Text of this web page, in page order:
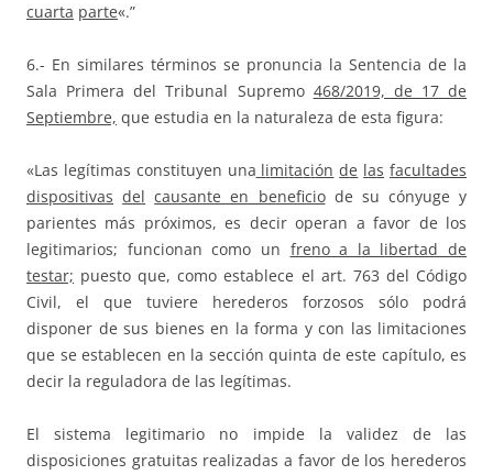
cuarta parte«.”
6.- En similares términos se pronuncia la Sentencia de la
Sala Primera del Tribunal Supremo 468/2019, de 17 de
Septiembre, que estudia en la naturaleza de esta figura:
«Las legítimas constituyen una limitación de las facultades
dispositivas del causante en beneficiode su cónyuge y
parientes más próximos, es decir operan a favor de los
legitimarios; funcionan como un freno a la libertad de
testar; puesto que, como establece el art. 763 del Código
Civil, el que tuviere herederos forzosos sólo podrá
disponer de sus bienes en la forma y con las limitaciones
que se establecen en la sección quinta de este capítulo, es
decir la reguladora de las legítimas.
El sistema legitimario no impide la validez de las
disposiciones gratuitas realizadas a favor de los herederos